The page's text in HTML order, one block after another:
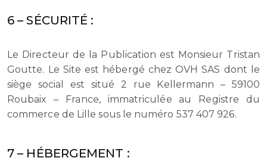
6 – SÉCURITÉ :
Le Directeur de la Publication est Monsieur Tristan
Goutte. Le Site est hébergé chez OVH SAS dont le
siège social est situé 2 rue Kellermann – 59100
Roubaix – France, immatriculée au Registre du
commerce de Lille sous le numéro 537 407 926.
7 – HÉBERGEMENT :